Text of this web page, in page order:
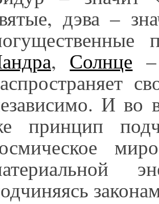
дэва –
, Солнце
И во
принцип